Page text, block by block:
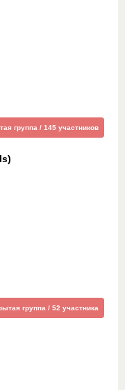
группа / 145 участников
группа / 52 участника